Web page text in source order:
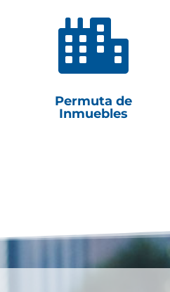

Permuta de
Inmuebles